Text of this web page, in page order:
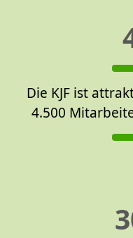
Die KJF ist
4.500